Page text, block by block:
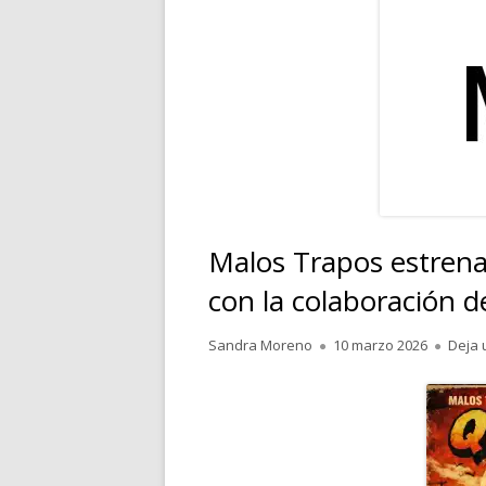
Malos Trapos
con la colaboración
Autor
Sandra Moreno
Publicado
10 marzo 2026 Deja